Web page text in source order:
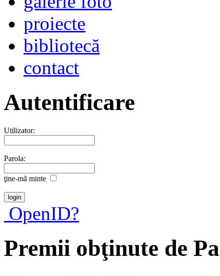
proiecte
bibliotecă
contact
Autentificare
Utilizator:
Parola:
ţine-mã minte
OpenID?
Premii obţinute de